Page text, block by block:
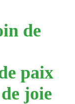
de
paix
joie